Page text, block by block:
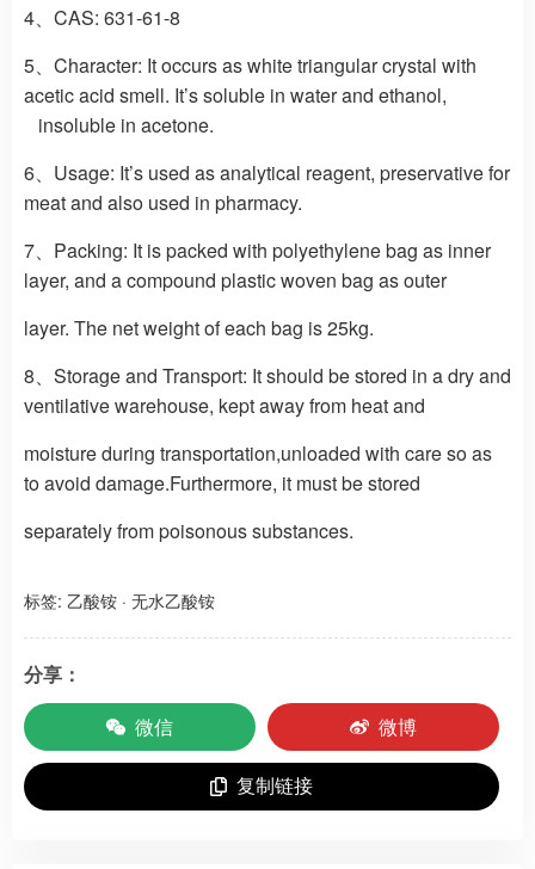
4、CAS: 631-61-8
5、Character: It occurs as white triangular crystal with
acetic acid smell. It’s soluble in water and ethanol,
insoluble in acetone.
6、Usage: It’s used as analytical reagent, preservative for
meat and also used in pharmacy.
7、Packing: It is packed with polyethylene bag as inner
layer, and a compound plastic woven bag as outer
layer. The net weight of each bag is 25kg.
8、Storage and Transport: It should be stored in a dry and
ventilative warehouse, kept away from heat and
moisture during transportation,unloaded with care so as
to avoid damage.Furthermore, it must be stored
separately from poisonous substances.
标签: 乙酸铵 · 无水乙酸铵
分享：
微信
微博
复制链接